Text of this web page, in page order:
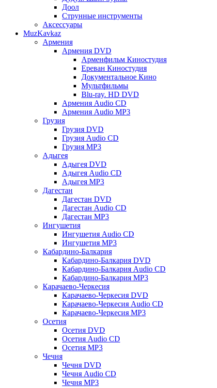
Доол
Струнные инструменты
Аксессуары
MuzKavkaz
Армения
Армения DVD
Арменфильм Киностудия
Ереван Киностудия
Документальное Кино
Мультфильмы
Blu-ray. HD DVD
Армения Audio CD
Армения Audio MP3
Грузия
Грузия DVD
Грузия Audio CD
Грузия MP3
Адыгея
Адыгея DVD
Адыгея Audio CD
Адыгея MP3
Дагестан
Дагестан DVD
Дагестан Audio CD
Дагестан MP3
Ингушетия
Ингушетия Audio CD
Ингушетия MP3
Кабардино-Балкария
Кабардино-Балкария DVD
Кабардино-Балкария Audio CD
Кабардино-Балкария MP3
Карачаево-Черкесия
Карачаево-Черкесия DVD
Карачаево-Черкесия Audio CD
Карачаево-Черкесия MP3
Осетия
Осетия DVD
Осетия Audio CD
Осетия MP3
Чечня
Чечня DVD
Чечня Audio CD
Чечня MP3